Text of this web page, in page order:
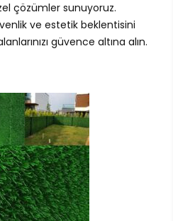
çözümler sunuyoruz.
ve estetik beklentisini
güvence altına alın.